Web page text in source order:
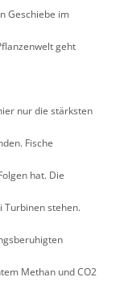
Geschiebe im
geht
nur die stärksten
Fische
hat. Die
Turbinen stehen.
Methan und CO2